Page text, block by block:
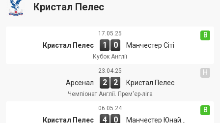
Кристал Пелес
В
17.05.25
Кристал Пелес 1 0 Манчестер Сіті
Кубок Англії
Н
23.04.25
Арсенал 2 2 Кристал Пелес
Чемпіонат Англії. Прем'єр-ліга
В
06.05.24
Кристал Пелес 4 0